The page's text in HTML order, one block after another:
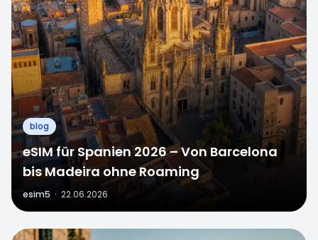
blog
eSIM für Spanien 2026 – Von Barcelona
bis Madeira ohne Roaming
esim5 · 22.06.2026